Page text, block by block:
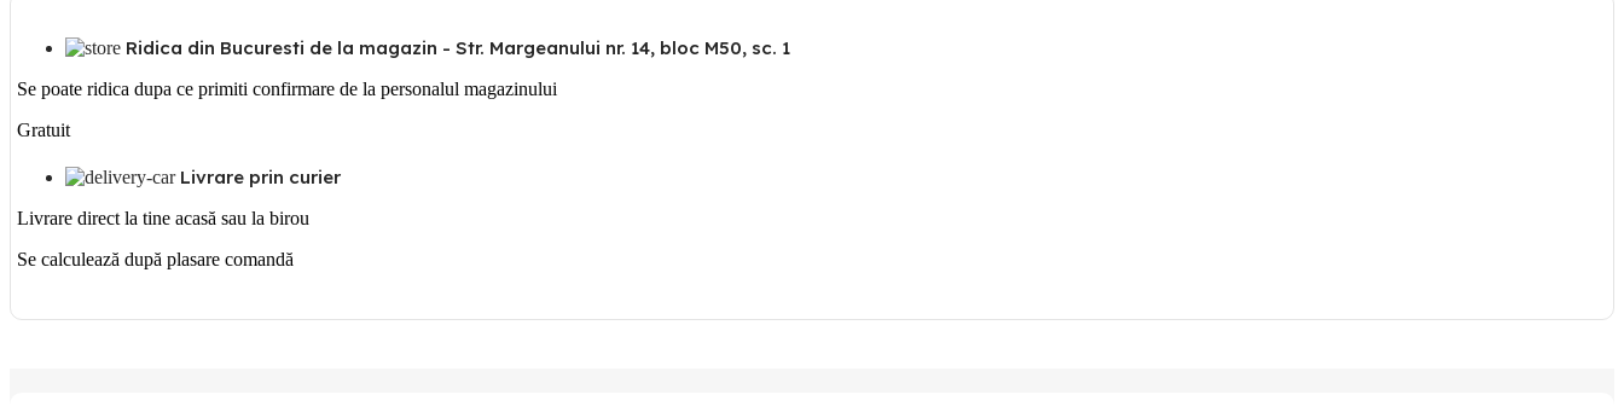
Ridica din Bucuresti de la magazin - Str. Margeanului nr. 14, bloc M50, sc. 1
Se poate ridica dupa ce primiti confirmare de la personalul magazinului
Gratuit
Livrare prin curier
Livrare direct la tine acasă sau la birou
Se calculează după plasare comandă